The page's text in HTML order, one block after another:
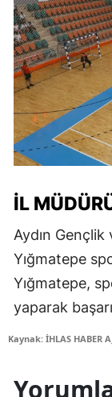
İL
Aydın
Yığmatepe
Yığmatepe,
yaparak
Kaynak: İHLAS HABER